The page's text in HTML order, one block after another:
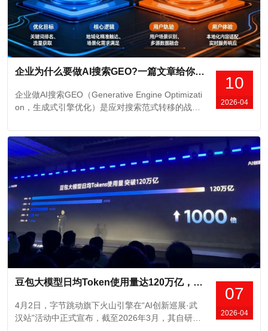
10
2026-04
企业为什么要做AI搜索GEO?一篇文章给你讲透
企业做AI搜索GEO（Generative Engine Optimizati
on，生成式引擎优化）是应对搜索范式转移的战略
已从"关键词检索"转向"自然语言提问。截至2025
年，全球通过生成式AI进行...
07
2026-04
豆包大模型日均Token使用量达120万亿，三个月翻倍、两年涨1000倍
4月2日，字节跳动旗下火山引擎在“AI创新巡展·武
汉站”活动中正式宣布，截至2026年3月，其自研豆